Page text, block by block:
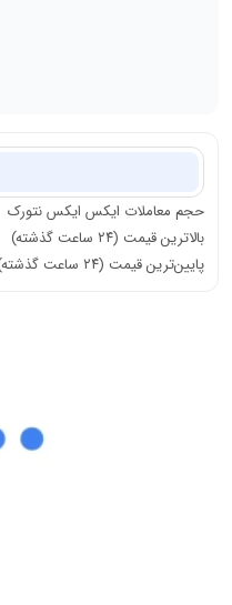
حجم معاملات ایکس ایکس نتورک
بالاترین قیمت (۲۴ ساعت گذشته)
پایین‌ترین قیمت (۲۴ ساعت گذشته)